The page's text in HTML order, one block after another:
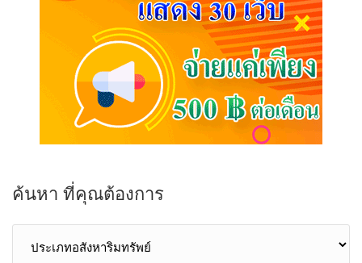
ค้นหา ที่คุณต้องการ